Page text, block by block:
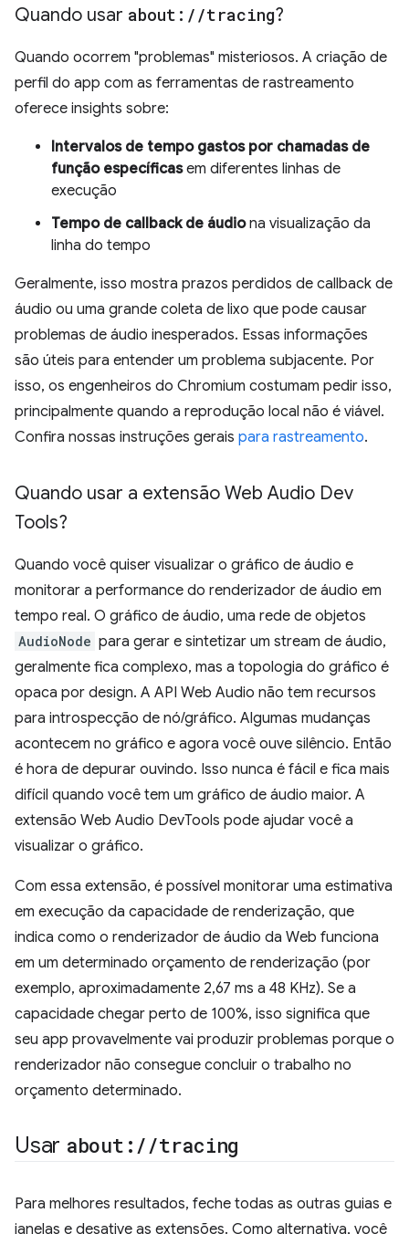
Quando usar about: //tracing?
Quando ocorrem "problemas" misteriosos. A criação de
perfil do app com as ferramentas de rastreamento
oferece insights sobre:
Intervalos de tempo gastos por chamadas de
função específicasem diferentes linhas de
execução
Tempo de callback de áudiona visualização da
linha do tempo
Geralmente, isso mostra prazos perdidos de callback de
áudio ou uma grande coleta de lixo que pode causar
problemas de áudio inesperados. Essas informações
são úteis para entender um problema subjacente. Por
isso, os engenheiros do Chromium costumam pedir isso,
principalmente quando a reprodução local não é viável.
Confira nossas instruções gerais para rastreamento.
Quando usar a extensão Web Audio Dev
Tools?
Quando você quiser visualizar o gráfico de áudio e
monitorar a performance do renderizador de áudio em
tempo real. O gráfico de áudio, uma rede de objetos
AudioNode para gerar e sintetizar um stream de áudio,
geralmente fica complexo, mas a topologia do gráfico é
opaca por design. A API Web Audio não tem recursos
para introspecção de nó/gráfico. Algumas mudanças
acontecem no gráfico e agora você ouve silêncio. Então
é hora de depurar ouvindo. Isso nunca é fácil e fica mais
difícil quando você tem um gráfico de áudio maior. A
extensão Web Audio DevTools pode ajudar você a
visualizar o gráfico.
Com essa extensão, é possível monitorar uma estimativa
em execução da capacidade de renderização, que
indica como o renderizador de áudio da Web funciona
em um determinado orçamento de renderização (por
exemplo, aproximadamente 2,67 ms a 48 KHz). Se a
capacidade chegar perto de 100%, isso significa que
seu app provavelmente vai produzir problemas porque o
renderizador não consegue concluir o trabalho no
orçamento determinado.
Usar about: //tracing
Para melhores resultados, feche todas as outras guias e
janelas e desative as extensões. Como alternativa, você